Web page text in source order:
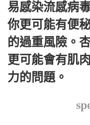
易感染流感病
你更可能有便
的過重風險。
更可能會有肌
力的問題。